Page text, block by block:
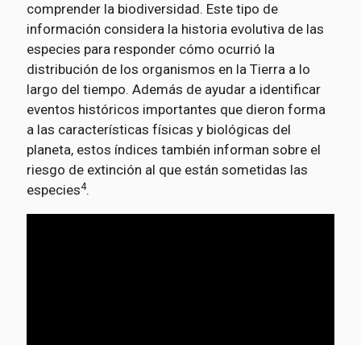
comprender la biodiversidad. Este tipo de
información considera la historia evolutiva de las
especies para responder cómo ocurrió la
distribución de los organismos en la Tierra a lo
largo del tiempo. Además de ayudar a identificar
eventos históricos importantes que dieron forma
a las características físicas y biológicas del
planeta, estos índices también informan sobre el
riesgo de extinción al que están sometidas las
especies4.